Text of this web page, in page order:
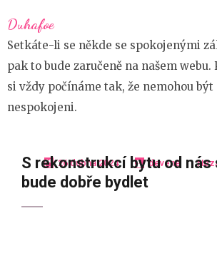
na
obsah
(stiskněte
Enter)
Duhafoe
Setkáte-li se někde se spokojenými
pak to bude zaručeně na našem webu.
si vždy počínáme tak, že nemohou být
nespokojeni.
26 dubna 2024 devene
S rekonstrukcí bytu od nás
bude dobře bydlet